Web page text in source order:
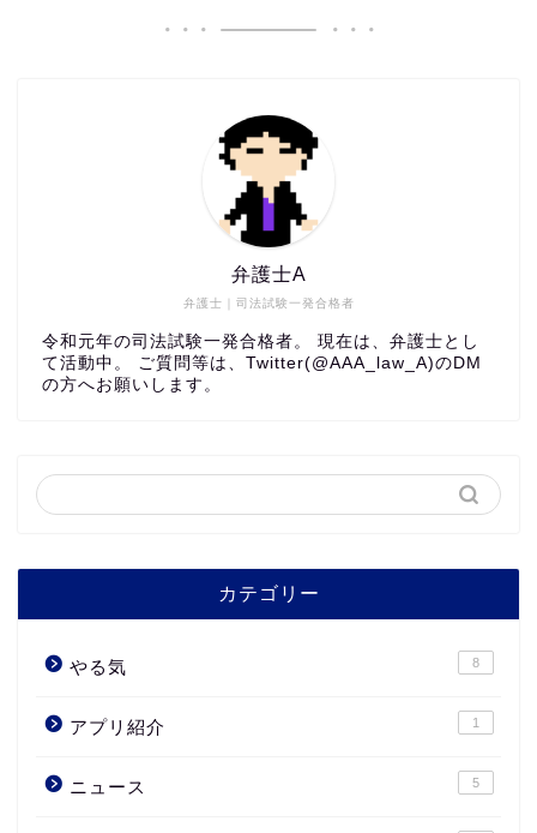
弁護士｜司法試験一発合格者
弁護士A
令和元年の司法試験一発合格者。 現在は、弁護士とし
て活動中。 ご質問等は、Twitter(@AAA_law_A)のDM
の方へお願いします。
カテゴリー
やる気 8
アプリ紹介 1
ニュース 5